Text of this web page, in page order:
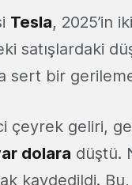
Tesla, 2025’in
satışlardaki
sert bir
çeyrek geliri,
dolara düştü.
kaydedildi.